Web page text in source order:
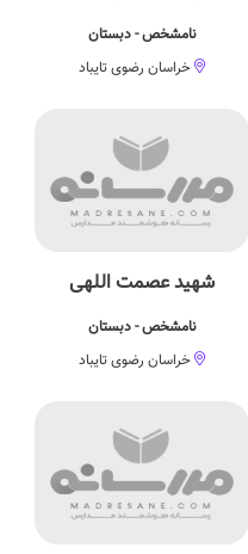
نامشخص - دبستان
خراسان رضوی تایباد
شهید عصمت اللهی
نامشخص - دبستان
خراسان رضوی تایباد